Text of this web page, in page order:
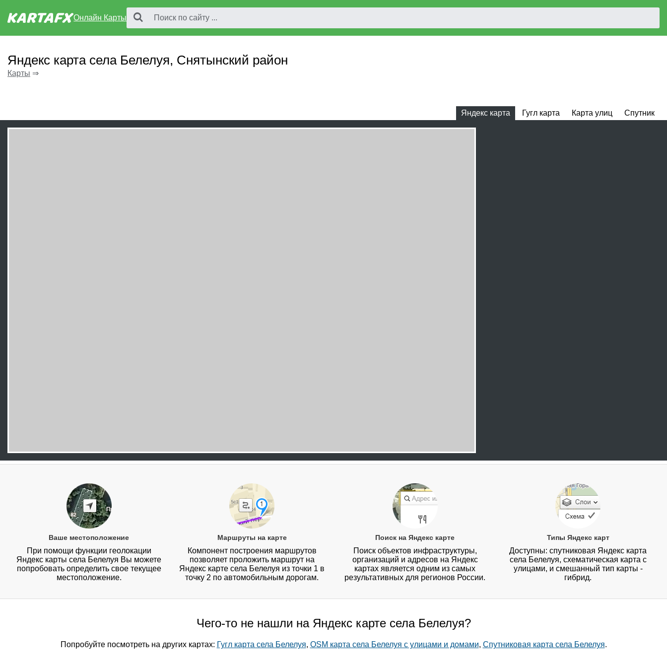
Онлайн Карты
Яндекс карта села Белелуя, Снятынский район
Карты ⇒
Яндекс карта Гугл карта Карта улиц Спутник
Ваше местоположение
При помощи функции геолокации
Яндекс карты села Белелуя Вы можете
попробовать определить свое текущее
местоположение.
Маршруты на карте
Компонент построения маршрутов
позволяет проложить маршрут на
Яндекс карте села Белелуя из точки 1 в
точку 2 по автомобильным дорогам.
Поиск на Яндекс карте
Поиск объектов инфраструктуры,
организаций и адресов на Яндекс
картах является одним из самых
результативных для регионов России.
Типы Яндекс карт
Доступны: спутниковая Яндекс карта
села Белелуя, схематическая карта с
улицами, и смешанный тип карты -
гибрид.
Чего-то не нашли на Яндекс карте села Белелуя?
Попробуйте посмотреть на других картах: Гугл карта села Белелуя, OSM карта села Белелуя с улицами и домами, Спутниковая карта села Белелуя.